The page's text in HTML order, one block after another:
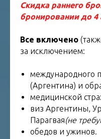
Скидка раннего
бронировании до 4
Все включено
за исключением:
международного
(Аргентина) и
медицинской
виз Аргентины,
Парагвая(не
обедов и ужинов.